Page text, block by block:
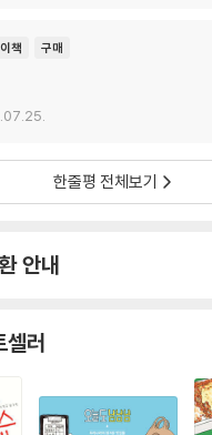
책 구매
한줄평 전체보기
안내
셀러